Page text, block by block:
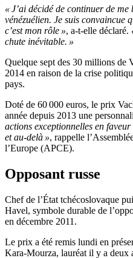
« J’ai décidé de continuer de
vénézuélien. Je suis convaincue
c’est mon rôle », a-t-elle déclaré.
chute inévitable. »
Quelque sept des 30 millions de
2014 en raison de la crise
pays.
Doté de 60 000 euros, le prix
année depuis 2013 une
actions exceptionnelles en
et au-delà », rappelle
l’Europe (APCE).
Opposant russe
Chef de l’État tchécoslovaque
Havel, symbole durable de
en décembre 2011.
Le prix a été remis lundi en
Kara-Mourza, lauréat il y a deux